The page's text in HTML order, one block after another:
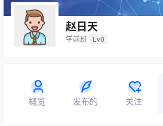
赵日天
学前班 Lv0
概览 发布的 关注